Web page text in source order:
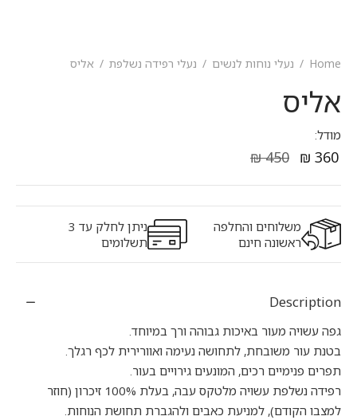
Home
/ נעלי נוחות לנשים / נעלי רפידה נשלפת / אליס
אליס
מודל:
₪ 360
₪450
משלוחים והחלפה
ראשונה חינם
ניתן לחלק עד 3
תשלומים
Description
גפה עשויה מעור באיכות גבוהה ורך במיוחד.
בטנת עור משובחת, לתחושה נעימה ואוורירית לכף רגלך.
תפרים פנימיים רכים, המונעים גירויים בעור.
רפידה נשלפת עשויה מלטקס עבה, בעלת 100% זיכרון (חוזר
למצבו הקודם), למניעת כאבים ולהגברת תחושת הנוחות.